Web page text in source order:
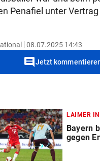
Penafiel unter Vertrag
08.07.2025 14:43
commentJetzt
LAIMER IN
Bayern
gegen